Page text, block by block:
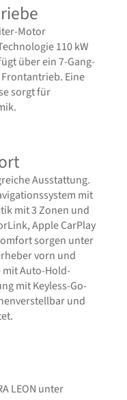
Motor
110 kW
über ein 7-Gang-
Eine
sorgt für
Ausstattung.
mit
mit 3 Zonen und
Apple CarPlay
sorgen unter
vorn und
mit Auto-Hold-
mit Keyless-Go-
und
LEON unter